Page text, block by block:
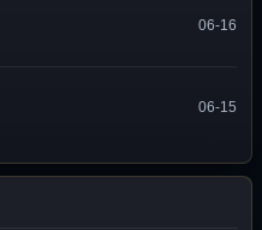
06-16
06-15